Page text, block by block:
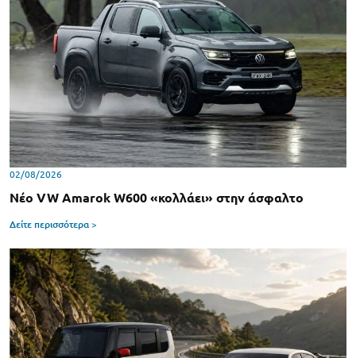
02/08/2026
Νέο VW Amarok W600 «κολλάει» στην άσφαλτο
Δείτε περισσότερα >